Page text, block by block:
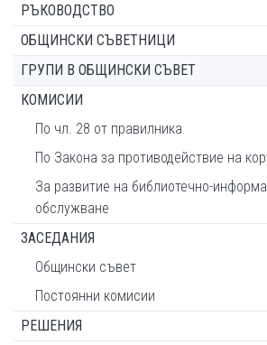
РЪКОВОДСТВО
ОБЩИНСКИ СЪВЕТНИЦИ
ГРУПИ В ОБЩИНСКИ СЪВЕТ
КОМИСИИ
По чл. 28 от правилника
По Закона за противодействие на
За развитие на библиотечно-
обслужване
ЗАСЕДАНИЯ
Общински съвет
Постоянни комисии
РЕШЕНИЯ